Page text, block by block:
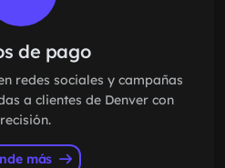
de pago
redes sociales y campañas
a clientes de Denver con
más